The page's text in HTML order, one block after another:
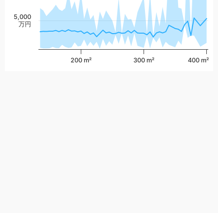
200 m² 300 m² 400 m²
5,000
万円